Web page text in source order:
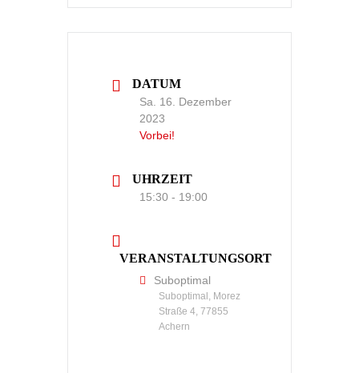
DATUM
Sa. 16. Dezember
2023
Vorbei!
UHRZEIT
15:30 - 19:00
VERANSTALTUNGSORT
Suboptimal
Suboptimal, Morez
Straße 4, 77855
Achern